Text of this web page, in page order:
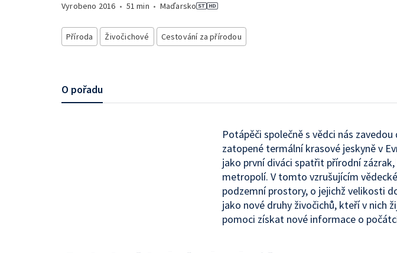
Vyrobeno 2016 • 51 min • Maďarsko
Příroda Živočichové Cestování za přírodou
O pořadu
Potápěči společně s vědci nás
zatopené termální krasové jeskyně v
jako první diváci spatřit přírodní
metropolí. V tomto vzrušujícím
podzemní prostory, o jejichž velikosti
jako nové druhy živočichů, kteří v nich
pomoci získat nové informace o